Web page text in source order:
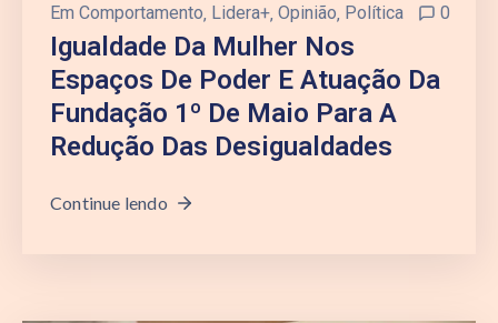
Em Comportamento Lidera+ Opinião Política 0
Igualdade Da Mulher Nos
Espaços De Poder E Atuação Da
Fundação 1º De Maio Para A
Redução Das Desigualdades
Continue lendo